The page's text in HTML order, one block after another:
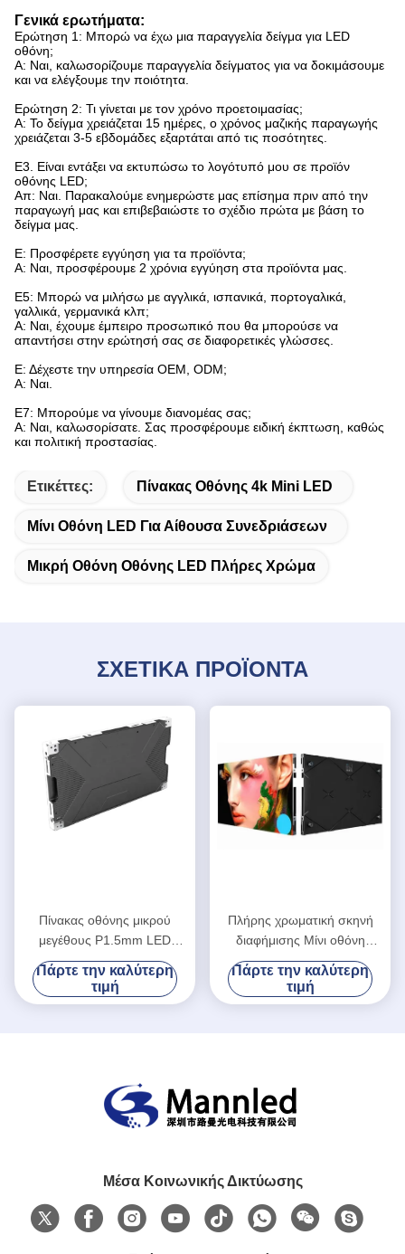
Γενικά ερωτήματα:
Ερώτηση 1: Μπορώ να έχω μια παραγγελία δείγμα για LED
οθόνη;
Α: Ναι, καλωσορίζουμε παραγγελία δείγματος για να δοκιμάσουμε
και να ελέγξουμε την ποιότητα.
Ερώτηση 2: Τι γίνεται με τον χρόνο προετοιμασίας;
Α: Το δείγμα χρειάζεται 15 ημέρες, ο χρόνος μαζικής παραγωγής
χρειάζεται 3-5 εβδομάδες εξαρτάται από τις ποσότητες.
Ε3. Είναι εντάξει να εκτυπώσω το λογότυπό μου σε προϊόν
οθόνης LED;
Απ: Ναι. Παρακαλούμε ενημερώστε μας επίσημα πριν από την
παραγωγή μας και επιβεβαιώστε το σχέδιο πρώτα με βάση το
δείγμα μας.
Ε: Προσφέρετε εγγύηση για τα προϊόντα;
Α: Ναι, προσφέρουμε 2 χρόνια εγγύηση στα προϊόντα μας.
Ε5: Μπορώ να μιλήσω με αγγλικά, ισπανικά, πορτογαλικά,
γαλλικά, γερμανικά κλπ;
Α: Ναι, έχουμε έμπειρο προσωπικό που θα μπορούσε να
απαντήσει στην ερώτησή σας σε διαφορετικές γλώσσες.
Ε: Δέχεστε την υπηρεσία OEM, ODM;
Α: Ναι.
Ε7: Μπορούμε να γίνουμε διανομέας σας;
Α: Ναι, καλωσορίσατε. Σας προσφέρουμε ειδική έκπτωση, καθώς
και πολιτική προστασίας.
Ετικέττες: Πίνακας Οθόνης 4k Mini LED
Μίνι Οθόνη LED Για Αίθουσα Συνεδριάσεων
Μικρή Οθόνη Οθόνης LED Πλήρες Χρώμα
ΣΧΕΤΙΚΑ ΠΡΟΪΟΝΤΑ
Πίνακας οθόνης μικρού
μεγέθους P1.5mm LED
320x160mm Μεγάλη γωνία
θέασης με οδηγό συνεχούς
ρεύματος
Πάρτε την καλύτερη
τιμή
Πλήρης χρωματική σκηνή
διαφήμισης Μίνι οθόνη
οθόνης εσωτερική πίσω
Πάρτε την καλύτερη
τιμή
Μέσα Κοινωνικής Δικτύωσης